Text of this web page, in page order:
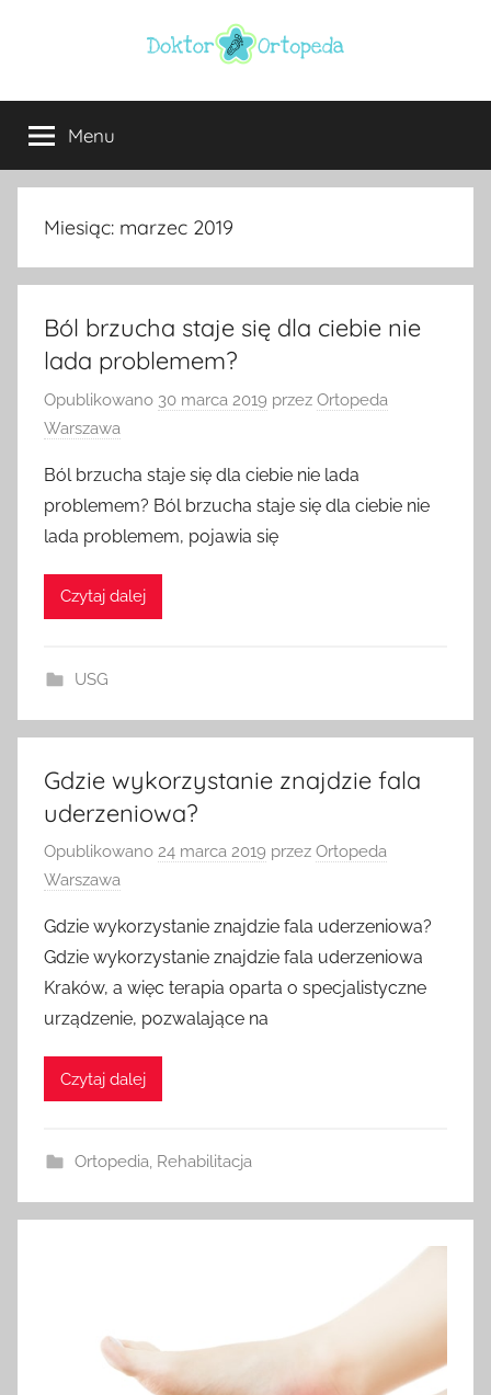
Doktor
ortopeda
Warszawa
usg
Warszawa,
ginekolog,
urolog,
Menu
Miesiąc: marzec 2019
Ból brzucha staje się dla ciebie nie
lada problemem?
Opublikowano 30 marca 2019 przez Ortopeda
Warszawa
Ból brzucha staje się dla ciebie nie lada
problemem? Ból brzucha staje się dla ciebie nie
lada problemem, pojawia się
Czytaj dalej
USG
Gdzie wykorzystanie znajdzie fala
uderzeniowa?
Opublikowano 24 marca 2019 przez Ortopeda
Warszawa
Gdzie wykorzystanie znajdzie fala uderzeniowa?
Gdzie wykorzystanie znajdzie fala uderzeniowa
Kraków, a więc terapia oparta o specjalistyczne
urządzenie, pozwalające na
Czytaj dalej
Ortopedia, Rehabilitacja